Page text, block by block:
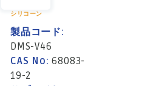
シリコーン
製品コード:
DMS-V46
CAS No:68083-
19-2